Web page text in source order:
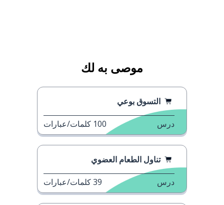
موصى به لك
التسوق بوعي
درس 100 كلمات/عبارات
تناول الطعام العضوي
درس 39كلمات/عبارات